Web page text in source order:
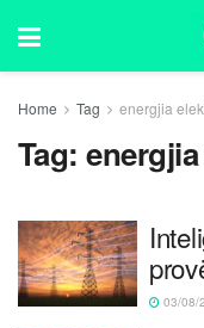
Home Tag energjia
Tag:
03/08/